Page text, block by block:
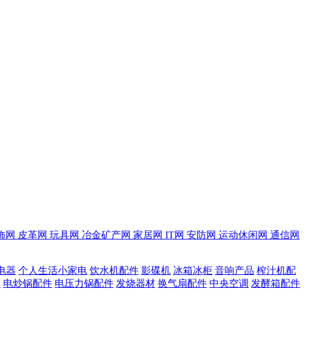
网 皮革网 玩具网 冶金矿产网 家居网 IT网 安防网 运动休闲网 通信网
器 个人生活小家电 饮水机配件 影碟机 冰箱冰柜 音响产品 榨汁机配
电炒锅配件 电压力锅配件 发烧器材 换气扇配件 中央空调 发酵箱配件